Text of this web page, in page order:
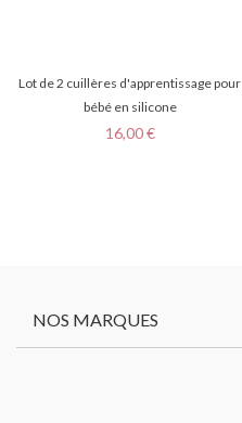
Lot de 2 cuillères d'apprentissage pour
bébé en silicone
Prix
16,00 €
NOS MARQUES